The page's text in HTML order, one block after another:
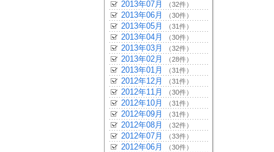
2013年07月 （32件）
2013年06月 （30件）
2013年05月 （31件）
2013年04月 （30件）
2013年03月 （32件）
2013年02月 （28件）
2013年01月 （31件）
2012年12月 （31件）
2012年11月 （30件）
2012年10月 （31件）
2012年09月 （31件）
2012年08月 （32件）
2012年07月 （33件）
2012年06月 （30件）